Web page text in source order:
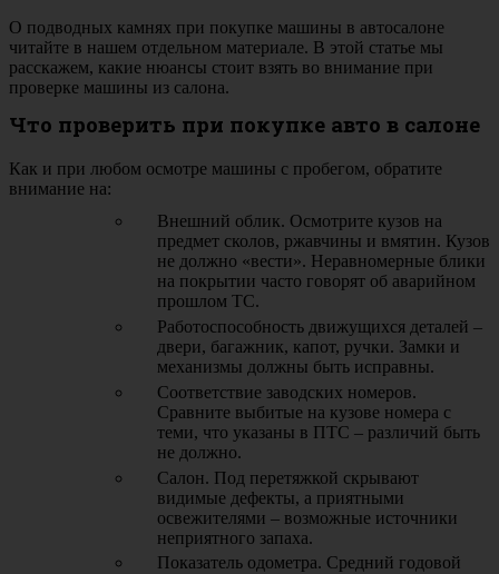
О подводных камнях при покупке машины в автосалоне
читайте в нашем отдельном материале. В этой статье мы
расскажем, какие нюансы стоит взять во внимание при
проверке машины из салона.
Что проверить при покупке авто в салоне
Как и при любом осмотре машины с пробегом, обратите
внимание на:
Внешний облик. Осмотрите кузов на
предмет сколов, ржавчины и вмятин. Кузов
не должно «вести». Неравномерные блики
на покрытии часто говорят об аварийном
прошлом ТС.
Работоспособность движущихся деталей –
двери, багажник, капот, ручки. Замки и
механизмы должны быть исправны.
Соответствие заводских номеров.
Сравните выбитые на кузове номера с
теми, что указаны в ПТС – различий быть
не должно.
Салон. Под перетяжкой скрывают
видимые дефекты, а приятными
освежителями – возможные источники
неприятного запаха.
Показатель одометра. Средний годовой